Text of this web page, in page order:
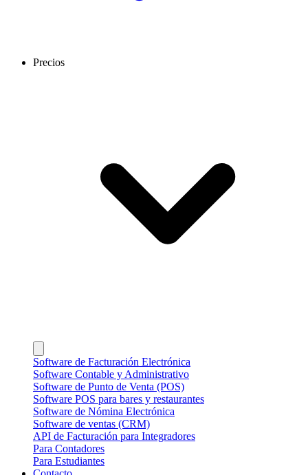
Precios
Software de Facturación Electrónica
Software Contable y Administrativo
Software de Punto de Venta (POS)
Software POS para bares y restaurantes
Software de Nómina Electrónica
Software de ventas (CRM)
API de Facturación para Integradores
Para Contadores
Para Estudiantes